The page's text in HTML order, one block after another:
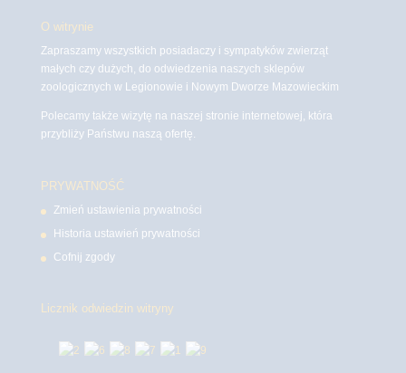
O witrynie
Zapraszamy wszystkich posiadaczy i sympatyków zwierząt
małych czy dużych, do odwiedzenia naszych sklepów
zoologicznych w Legionowie i Nowym Dworze Mazowieckim
Polecamy także wizytę na naszej stronie internetowej, która
przybliży Państwu naszą ofertę.
PRYWATNOŚĆ
Zmień ustawienia prywatności
Historia ustawień prywatności
Cofnij zgody
Licznik odwiedzin witryny